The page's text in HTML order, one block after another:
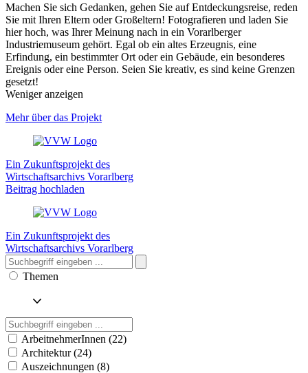
Machen Sie sich Gedanken, gehen Sie auf Entdeckungsreise, reden
Sie mit Ihren Eltern oder Großeltern! Fotografieren und laden Sie
hier hoch, was Ihrer Meinung nach in ein Vorarlberger
Industriemuseum gehört. Egal ob ein altes Erzeugnis, eine
Erfindung, ein bestimmter Ort oder ein Gebäude, ein besonderes
Ereignis oder eine Person. Seien Sie kreativ, es sind keine Grenzen
gesetzt!
Weniger anzeigen
Mehr über das Projekt
Ein Zukunftsprojekt des
Wirtschaftsarchivs Vorarlberg
Beitrag hochladen
Ein Zukunftsprojekt des
Wirtschaftsarchivs Vorarlberg
Themen
ArbeitnehmerInnen (22)
Architektur (24)
Auszeichnungen (8)